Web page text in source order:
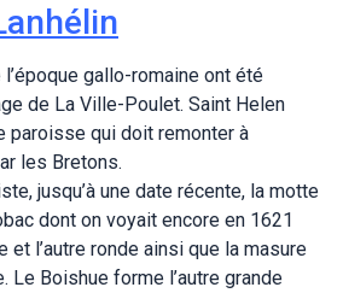
gallo-romaine ont été
de La Ville-Poulet. Saint Helen
paroisse qui doit remonter à
les Bretons.
jusqu’à une date récente, la motte
dont on voyait encore en 1621
et l’autre ronde ainsi que la masure
Le Boishue forme l’autre grande